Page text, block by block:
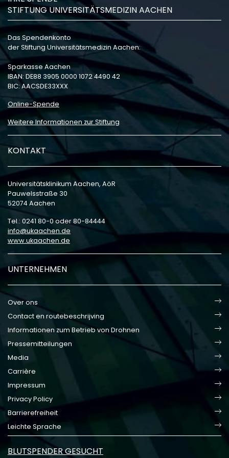
STIFTUNG UNIVERSITÄTSMEDIZIN AACHEN
Das Spendenkonto
der Stiftung Universitätsmedizin Aachen:
Sparkasse Aachen
IBAN: DE88 3905 0000 1072 4490 42
BIC: AACSDE33XXX
Online-Spende
Weitere Informationen zur Stiftung
KONTAKT
Universitätsklinikum Aachen, AöR
Pauwelsstraße 30
52074 Aachen
Tel.: 0241 80-0 oder 80-84444
info
ukaachen de
www.ukaachen.de
UNTERNEHMEN
Over ons
Contact en routebeschrijving
Informationen zum Betrieb von Drohnen
Pressemitteilungen
Media
Carrière
Impressum
Privacy Policy
Barrierefreiheit
Leichte Sprache
BLUTSPENDER GESUCHT